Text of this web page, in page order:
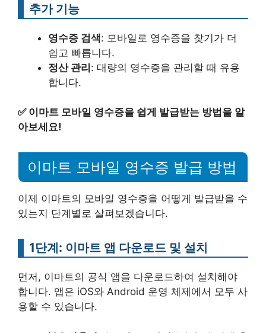
추가 기능
영수증 검색: 모바일로 영수증을 찾기가 더
쉽고 빠릅니다.
정산 관리: 대량의 영수증을 관리할 때 유용
합니다.
✅ 이마트 모바일 영수증을 쉽게 발급받는 방법을 알
아보세요!
이마트 모바일 영수증 발급 방법
이제 이마트의 모바일 영수증을 어떻게 발급받을 수
있는지 단계별로 살펴보겠습니다.
1단계: 이마트 앱 다운로드 및 설치
먼저, 이마트의 공식 앱을 다운로드하여 설치해야
합니다. 앱은 iOS와 Android 운영 체제에서 모두 사
용할 수 있습니다.